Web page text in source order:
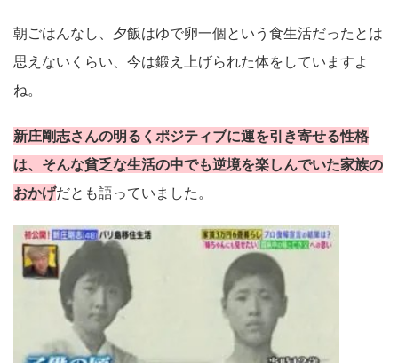
朝ごはんなし、夕飯はゆで卵一個という食生活だったとは
思えないくらい、今は鍛え上げられた体をしていますよ
ね。
新庄剛志さんの明るくポジティブに運を引き寄せる性格
は、そんな貧乏な生活の中でも逆境を楽しんでいた家族の
おかげだとも語っていました。